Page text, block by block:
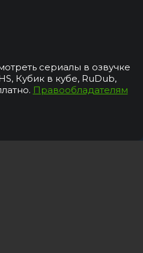
сериалы в озвучке
Кубик в кубе, RuDub,
Правообладателям